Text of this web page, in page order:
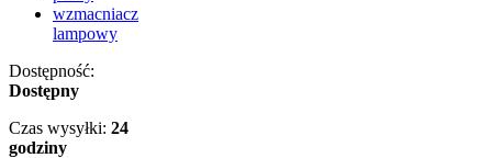
wzmacniacz
lampowy
Dostępność:
Dostępny
Czas wysyłki: 24
godziny